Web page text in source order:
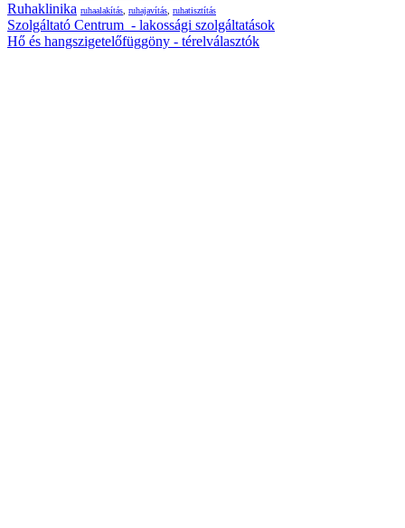
Ruhaklinika ruhaalakítás ruhajavítás ruhatisztítás
Szolgáltató Centrum - lakossági szolgáltatások
Hő és hangszigetelőfüggöny - térelválasztók